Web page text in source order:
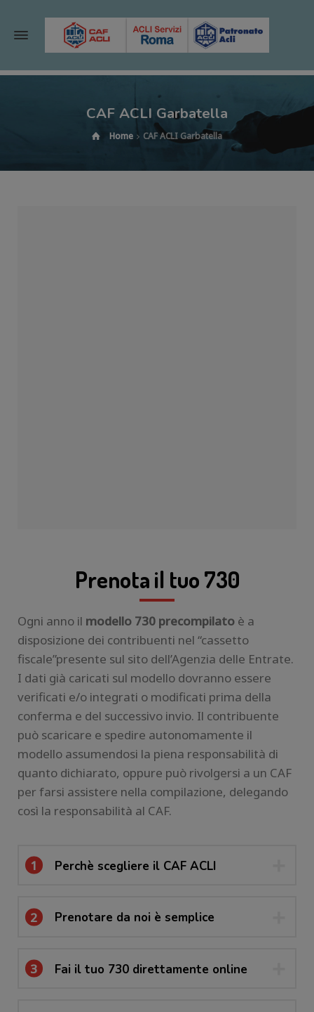
CAF ACLI Garbatella
Home CAF ACLI Garbatella
Prenota il tuo 730
Ogni anno il modello 730 precompilato è a
disposizione dei contribuenti nel “cassetto
fiscale”presente sul sito dell’Agenzia delle Entrate.
I dati già caricati sul modello dovranno essere
verificati e/o integrati o modificati prima della
conferma e del successivo invio. Il contribuente
può scaricare e spedire autonomamente il
modello assumendosi la piena responsabilità di
quanto dichiarato, oppure può rivolgersi a un CAF
per farsi assistere nella compilazione, delegando
così la responsabilità al CAF.
1 Perchè scegliere il CAF ACLI
2 Prenotare da noi è semplice
3 Fai il tuo 730 direttamente online